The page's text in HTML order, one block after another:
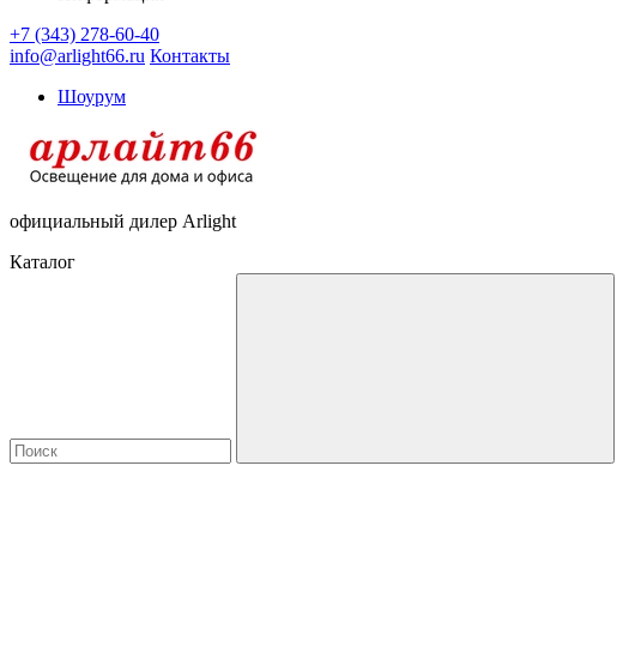
+7 (343) 278-60-40
info@arlight66.ru Контакты
Шоурум
официальный дилер Arlight
Каталог